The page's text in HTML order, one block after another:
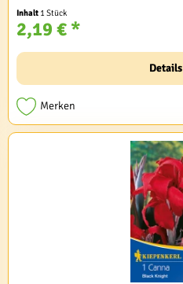
Inhalt 1 Stück
2,19 € *
Details
Merken